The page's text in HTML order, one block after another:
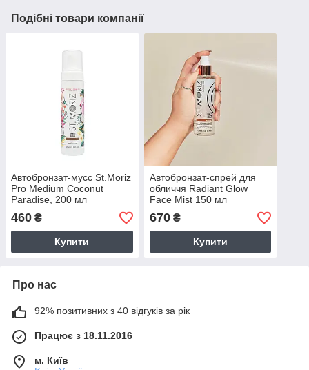
Подібні товари компанії
Автобронзат-мусс St.Moriz
Pro Medium Coconut
Paradise, 200 мл
460 ₴
Купити
Автобронзат-спрей для
обличчя Radiant Glow
Face Mist 150 мл
670₴
Купити
Про нас
92% позитивних з 40 відгуків за рік
Працює з 18.11.2016
м. Київ